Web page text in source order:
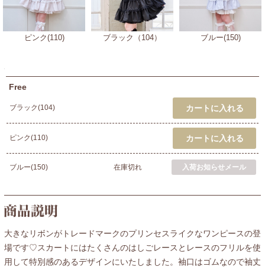
ピンク(110) ブラック（104） ブルー(150)
Free
ブラック(104)
ピンク(110)
ブルー(150) 在庫切れ
大きなリボンがトレードマークのプリンセスライクなワンピースの登
場です♡スカートにはたくさんのはしごレースとレースのフリルを使
用して特別感のあるデザインにいたしました。袖口はゴムなので袖丈